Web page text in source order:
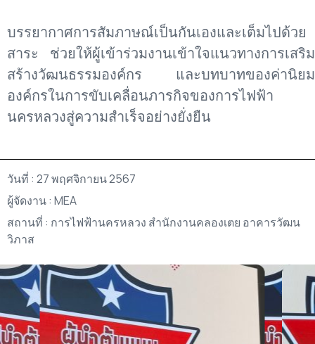
บรรยากาศการสัมภาษณ์เป็นกันเองและเต็มไปด้วย
สาระ ช่วยให้ผู้เข้าร่วมงานเข้าใจแนวทางการเสริม
สร้างวัฒนธรรมองค์กร และบทบาทของค่านิยม
องค์กรในการขับเคลื่อนภารกิจของการไฟฟ้า
นครหลวงสู่ความสำเร็จอย่างยั่งยืน
วันที่ : 27 พฤศจิกายน 2567
ผู้จัดงาน : MEA
สถานที่ : การไฟฟ้านครหลวง สำนักงานคลองเตย อาคารวัฒน
วิภาส